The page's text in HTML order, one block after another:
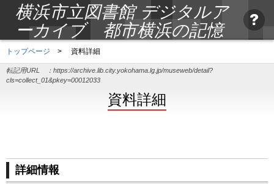
横浜市立図書館 デジタルア
ーカイブ 都市横浜の記憶
トップページ > 資料詳細
転記用URL ： https://archive.lib.city.yokohama.lg.jp/museweb/detail?
cls=collect_01&pkey=00012033
資料詳細
詳細情報